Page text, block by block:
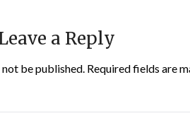
a Reply
be published. Required fields are